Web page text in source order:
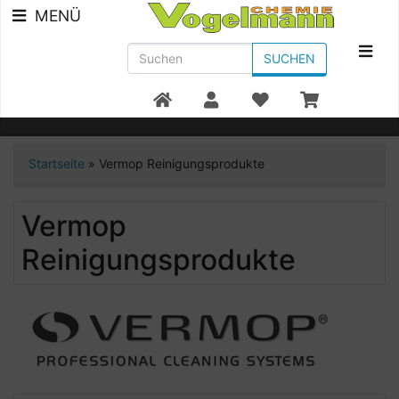
Beratung +49 7951/91300
MENÜ
SUCHEN
Startseite » Vermop Reinigungsprodukte
Vermop
Reinigungsprodukte